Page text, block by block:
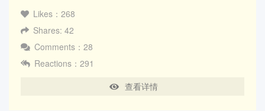
Likes：268
Shares: 42
Comments：28
Reactions：291
查看详情